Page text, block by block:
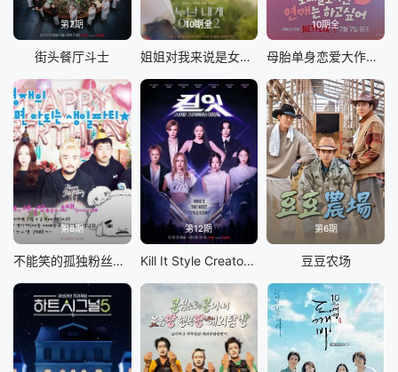
第7期
街头餐厅斗士
10期全
姐姐对我来说是女人2
10期全
母胎单身恋爱大作战2
第8期
不能笑的孤独粉丝见面会
第12期
Kill It Style Creator War
第6期
豆豆农场